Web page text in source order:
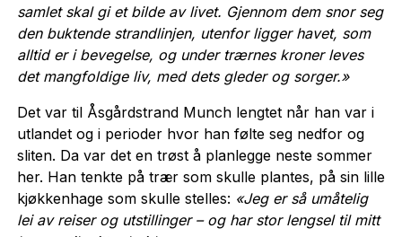
samlet skal gi et bilde av livet. Gjennom dem snor seg
den buktende strandlinjen, utenfor ligger havet, som
alltid er i bevegelse, og under trærnes kroner leves
det mangfoldige liv, med dets gleder og sorger.»
Det var til Åsgårdstrand Munch lengtet når han var i
utlandet og i perioder hvor han følte seg nedfor og
sliten. Da var det en trøst å planlegge neste sommer
her. Han tenkte på trær som skulle plantes, på sin lille
kjøkkenhage som skulle stelles: «Jeg er så umåtelig
lei av reiser og utstillinger – og har stor lengsel til mitt